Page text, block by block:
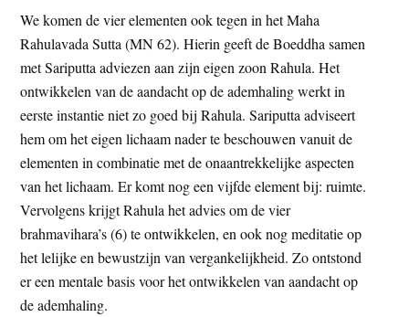
We komen de vier elementen ook tegen in het Maha
Rahulavada Sutta (MN 62). Hierin geeft de Boeddha samen
met Sariputta adviezen aan zijn eigen zoon Rahula. Het
ontwikkelen van de aandacht op de ademhaling werkt in
eerste instantie niet zo goed bij Rahula. Sariputta adviseert
hem om het eigen lichaam nader te beschouwen vanuit de
elementen in combinatie met de onaantrekkelijke aspecten
van het lichaam. Er komt nog een vijfde element bij: ruimte.
Vervolgens krijgt Rahula het advies om de vier
brahmavihara’s (6) te ontwikkelen, en ook nog meditatie op
het lelijke en bewustzijn van vergankelijkheid. Zo ontstond
er een mentale basis voor het ontwikkelen van aandacht op
de ademhaling.